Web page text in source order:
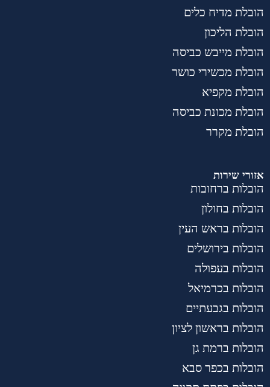
הובלת מדיח כלים
הובלת הליכון
הובלת מייבש כביסה
הובלת מכשירי כושר
הובלת מקפיא
הובלת מכונת כביסה
הובלת מקרר
אזורי שירות
הובלות ברחובות
הובלות בחולון
הובלות בראש העין
הובלות בירושלים
הובלות בעפולה
הובלות בכרמיאל
הובלות בגבעתיים
הובלות בראשון לציון
הובלות ברמת גן
הובלות בכפר סבא